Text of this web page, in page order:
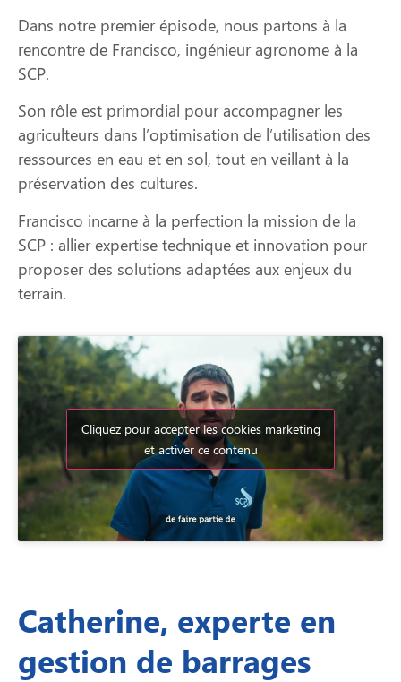
Dans notre premier épisode, nous partons à la
rencontre de Francisco, ingénieur agronome à la
SCP.
Son rôle est primordial pour accompagner les
agriculteurs dans l’optimisation de l’utilisation des
ressources en eau et en sol, tout en veillant à la
préservation des cultures.
Francisco incarne à la perfection la mission de la
SCP : allier expertise technique et innovation pour
proposer des solutions adaptées aux enjeux du
terrain.
Cliquez pour accepter les cookies marketing
et activer ce contenu
Catherine, experte en
gestion de barrages